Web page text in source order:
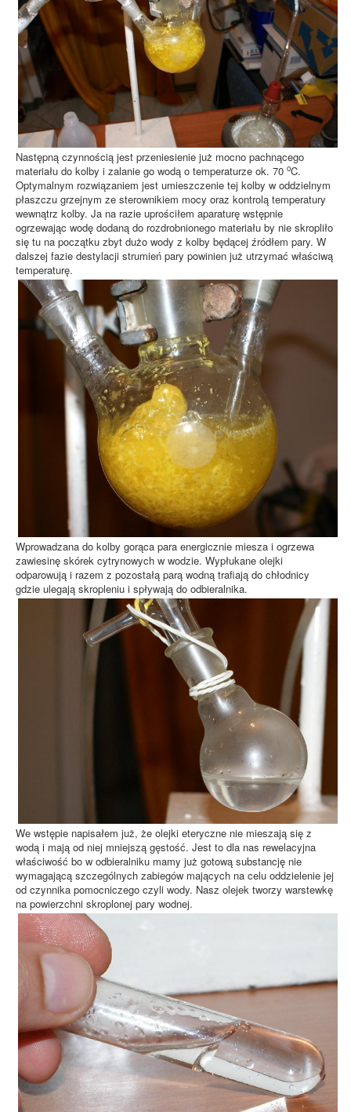
Następną czynnością jest przeniesienie już mocno pachnącego
materiału do kolby i zalanie go wodą o temperaturze ok. 70 oC.
Optymalnym rozwiązaniem jest umieszczenie tej kolby w oddzielnym
płaszczu grzejnym ze sterownikiem mocy oraz kontrolą temperatury
wewnątrz kolby. Ja na razie uprościłem aparaturę wstępnie
ogrzewając wodę dodaną do rozdrobnionego materiału by nie skropliło
się tu na początku zbyt dużo wody z kolby będącej źródłem pary. W
dalszej fazie destylacji strumień pary powinien już utrzymać właściwą
temperaturę.
Wprowadzana do kolby gorąca para energicznie miesza i ogrzewa
zawiesinę skórek cytrynowych w wodzie. Wypłukane olejki
odparowują i razem z pozostałą parą wodną trafiają do chłodnicy
gdzie ulegają skropleniu i spływają do odbieralnika.
We wstępie napisałem już, że olejki eteryczne nie mieszają się z
wodą i mają od niej mniejszą gęstość. Jest to dla nas rewelacyjna
właściwość bo w odbieralniku mamy już gotową substancję nie
wymagającą szczególnych zabiegów mających na celu oddzielenie jej
od czynnika pomocniczego czyli wody. Nasz olejek tworzy warstewkę
na powierzchni skroplonej pary wodnej.